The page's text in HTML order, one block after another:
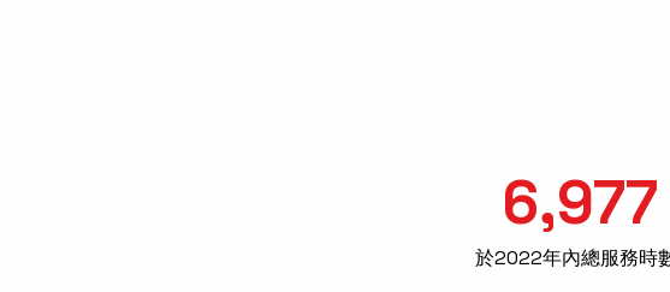
6,977
於2022年內總服務時